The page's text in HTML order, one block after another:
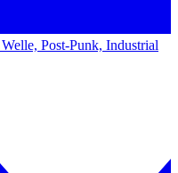
Post-Punk, Industrial